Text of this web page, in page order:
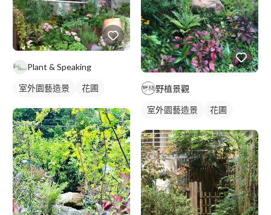
Plant & Speaking
室外園藝造景 花圃 野植景觀
室外園藝造景 花圃